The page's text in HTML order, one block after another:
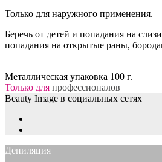
Только для наружного применения.
Беречь от детей и попадания на
попадания на открытые раны,
Металлическая упаковка 100 г.
Только для профессионалов
Beauty Image в социальных сетях
Депиляция